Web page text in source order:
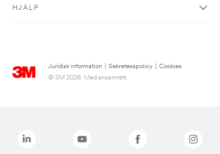
HJÄLP
Juridisk information Sekretesspolicy
Cookies
© 3M 2026. Med ensamrätt.